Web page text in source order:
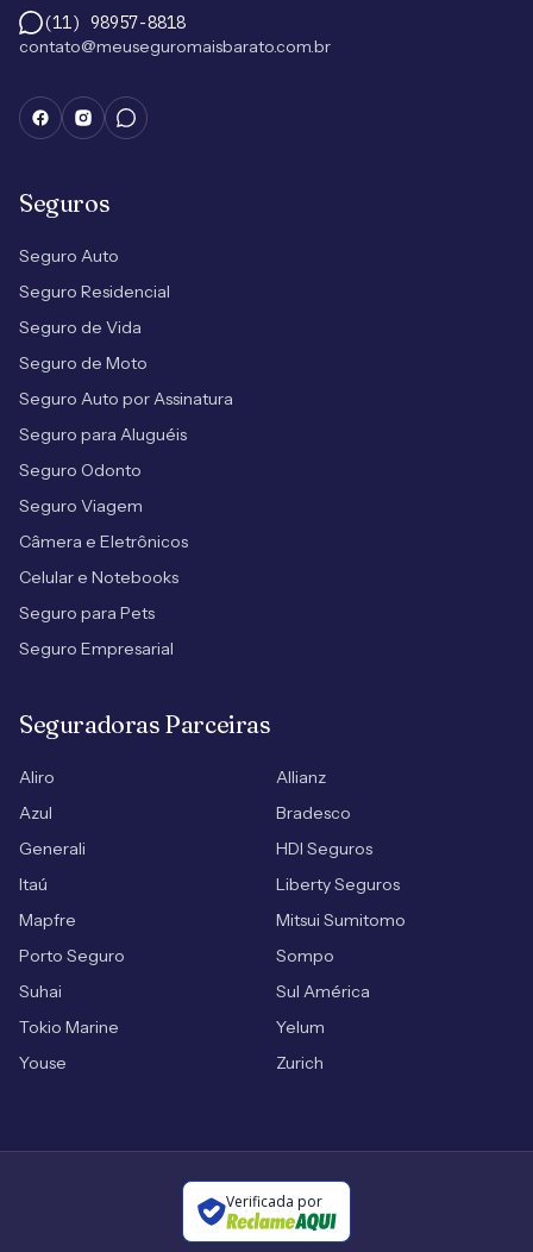
(11) 98957-8818
contato@meuseguromaisbarato.com.br
Seguros
Seguro Auto
Seguro Residencial
Seguro de Vida
Seguro de Moto
Seguro Auto por Assinatura
Seguro para Aluguéis
Seguro Odonto
Seguro Viagem
Câmera e Eletrônicos
Celular e Notebooks
Seguro para Pets
Seguro Empresarial
Seguradoras Parceiras
Aliro
Allianz
Azul
Bradesco
Generali
HDI Seguros
Itaú
Liberty Seguros
Mapfre
Mitsui Sumitomo
Porto Seguro
Sompo
Suhai
Sul América
Tokio Marine
Yelum
Youse
Zurich
Verificada por